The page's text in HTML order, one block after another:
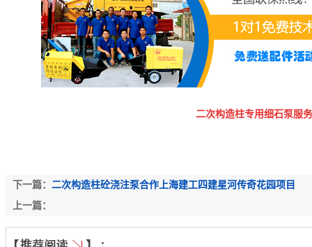
二次构造柱专用细石泵服
下一篇： 二次构造柱砼浇注泵合作上海建工四建星河传奇花园项目
上一篇：